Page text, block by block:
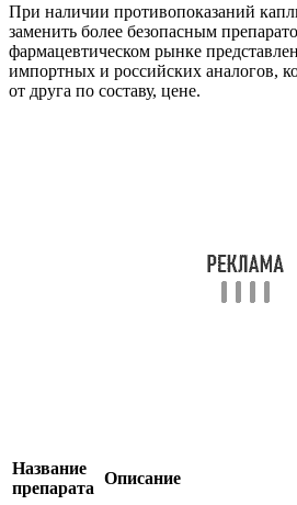
При наличии противопоказаний
заменить более безопасным
фармацевтическом рынке
импортных и российских аналогов,
от друга по составу, цене.
Название
препарата
Описание